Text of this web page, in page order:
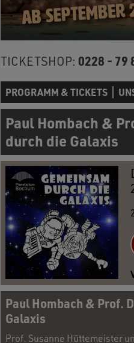
TICKETSHOP: 0228 - 79
PROGRAMM & TICKETS
Paul Hombach &
durch die Galaxis
Paul Hombach & Prof.
Galaxis
Prof. Susanne Hüttemeister